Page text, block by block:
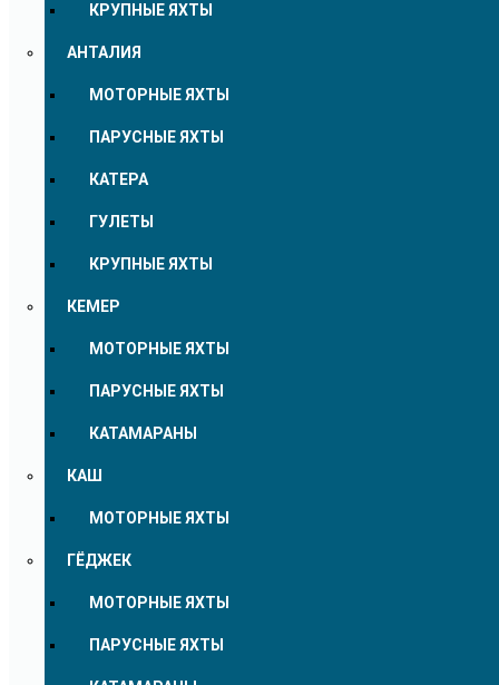
КРУПНЫЕ ЯХТЫ
АНТАЛИЯ
МОТОРНЫЕ ЯХТЫ
ПАРУСНЫЕ ЯХТЫ
КАТЕРА
ГУЛЕТЫ
КРУПНЫЕ ЯХТЫ
КЕМЕР
МОТОРНЫЕ ЯХТЫ
ПАРУСНЫЕ ЯХТЫ
КАТАМАРАНЫ
КАШ
МОТОРНЫЕ ЯХТЫ
ГЁДЖЕК
МОТОРНЫЕ ЯХТЫ
ПАРУСНЫЕ ЯХТЫ